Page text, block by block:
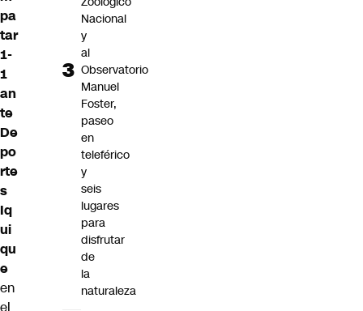
pa
tar
1-
1
an
te
De
po
rte
s
Iq
ui
qu
e
en
el
Nacional
y
al
Observatorio
Manuel
Foster,
paseo
en
teleférico
y
seis
lugares
para
disfrutar
de
la
naturaleza